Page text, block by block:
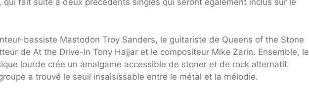
qui fait suite à deux précédents singles qui seront également inclus sur le
bassiste Mastodon Troy Sanders, le guitariste de Queens of the Stone
de At the Drive-In Tony Hajjar et le compositeur Mike Zarin. Ensemble, le
lourde crée un amalgame accessible de stoner et de rock alternatif.
a trouvé le seuil insaisissable entre le métal et la mélodie.